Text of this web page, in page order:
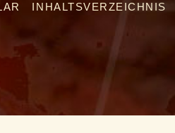
INHALTSVERZEICHNIS